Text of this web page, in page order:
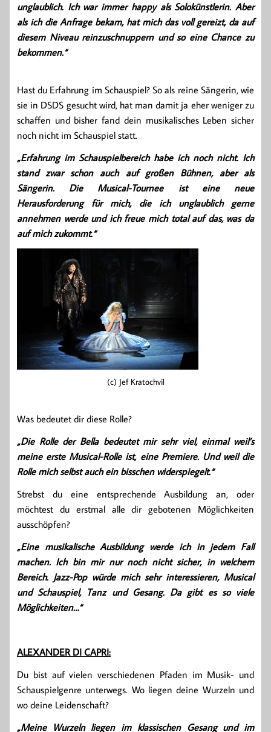
unglaublich. Ich war immer happy als Solokünstlerin. Aber
als ich die Anfrage bekam, hat mich das voll gereizt, da auf
diesem Niveau reinzuschnuppern und so eine Chance zu
bekommen.“
Hast du Erfahrung im Schauspiel? So als reine Sängerin, wie
sie in DSDS gesucht wird, hat man damit ja eher weniger zu
schaffen und bisher fand dein musikalisches Leben sicher
noch nicht im Schauspiel statt.
„Erfahrung im Schauspielbereich habe ich noch nicht. Ich
stand zwar schon auch auf großen Bühnen, aber als
Sängerin. Die Musical-Tournee ist eine neue
Herausforderung für mich, die ich unglaublich gerne
annehmen werde und ich freue mich total auf das, was da
auf mich zukommt.“
(c) Jef Kratochvil
Was bedeutet dir diese Rolle?
„Die Rolle der Bella bedeutet mir sehr viel, einmal weil’s
meine erste Musical-Rolle ist, eine Premiere. Und weil die
Rolle mich selbst auch ein bisschen widerspiegelt.“
Strebst du eine entsprechende Ausbildung an, oder
möchtest du erstmal alle dir gebotenen Möglichkeiten
ausschöpfen?
„Eine musikalische Ausbildung werde ich in jedem Fall
machen. Ich bin mir nur noch nicht sicher, in welchem
Bereich. Jazz-Pop würde mich sehr interessieren, Musical
und Schauspiel, Tanz und Gesang. Da gibt es so viele
Möglichkeiten…“
ALEXANDER DI CAPRI:
Du bist auf vielen verschiedenen Pfaden im Musik- und
Schauspielgenre unterwegs. Wo liegen deine Wurzeln und
wo deine Leidenschaft?
„Meine Wurzeln liegen im klassischen Gesang und im